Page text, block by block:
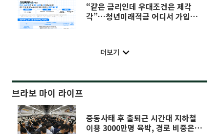
“같은 금리인데 우대조건은 제각
각”…청년미래적금 어디서 가입할
더보기
브라보 마이 라이프
중동사태 후 출퇴근 시간대 지하철
이용 3000만명 육박, 경로 비중은